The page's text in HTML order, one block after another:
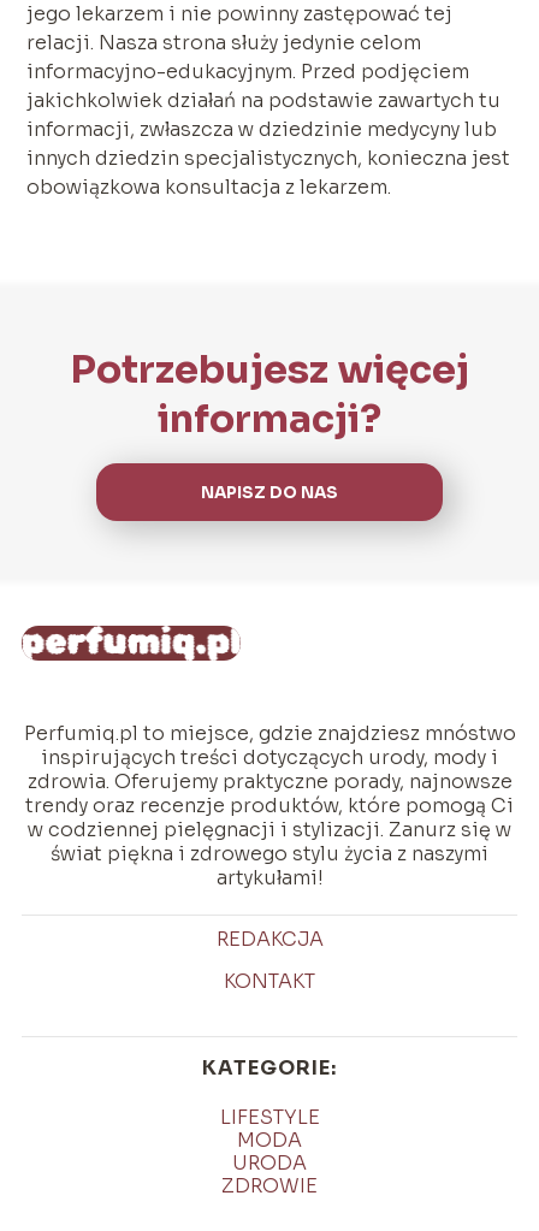
jego lekarzem i nie powinny zastępować tej
relacji. Nasza strona służy jedynie celom
informacyjno-edukacyjnym. Przed podjęciem
jakichkolwiek działań na podstawie zawartych tu
informacji, zwłaszcza w dziedzinie medycyny lub
innych dziedzin specjalistycznych, konieczna jest
obowiązkowa konsultacja z lekarzem.
Potrzebujesz więcej
informacji?
NAPISZ DO NAS
Perfumiq.pl to miejsce, gdzie znajdziesz mnóstwo
inspirujących treści dotyczących urody, mody i
zdrowia. Oferujemy praktyczne porady, najnowsze
trendy oraz recenzje produktów, które pomogą Ci
w codziennej pielęgnacji i stylizacji. Zanurz się w
świat piękna i zdrowego stylu życia z naszymi
artykułami!
REDAKCJA
KONTAKT
KATEGORIE:
LIFESTYLE
MODA
URODA
ZDROWIE